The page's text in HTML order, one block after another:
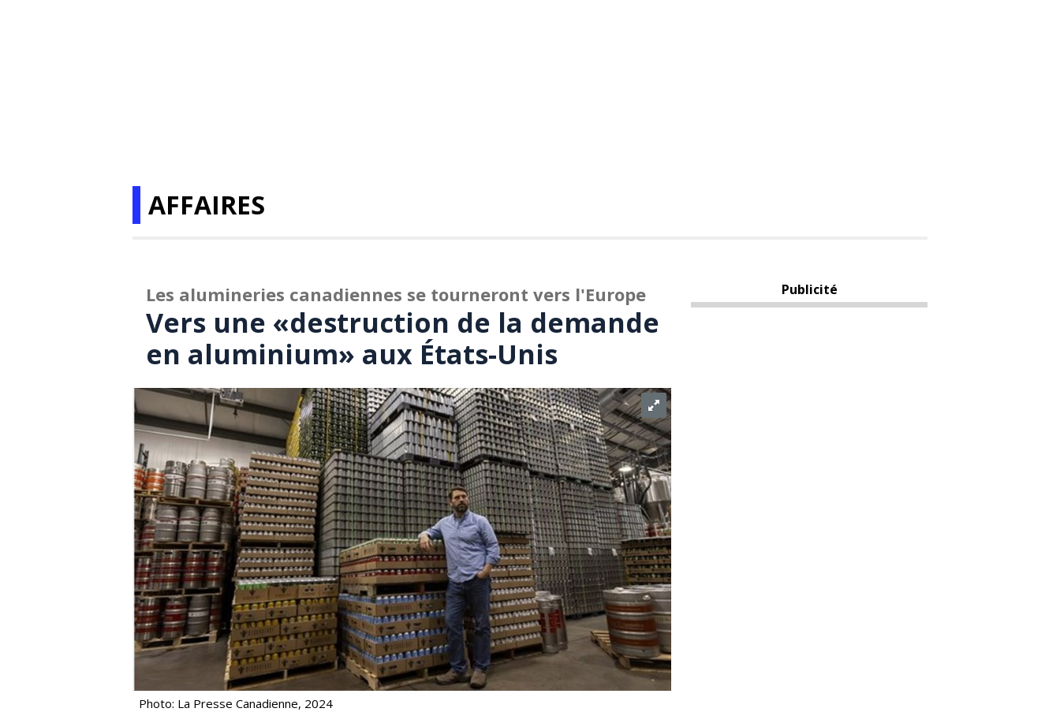
AFFAIRES
Les alumineries canadiennes se tourneront vers l'Europe
Vers une «destruction de la demande
en aluminium» aux États-Unis
Photo: La Presse Canadienne, 2024
Publicité